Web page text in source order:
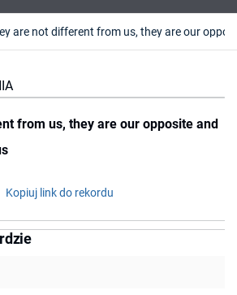
from us, they are our opposite and
Kopiuj link do rekordu